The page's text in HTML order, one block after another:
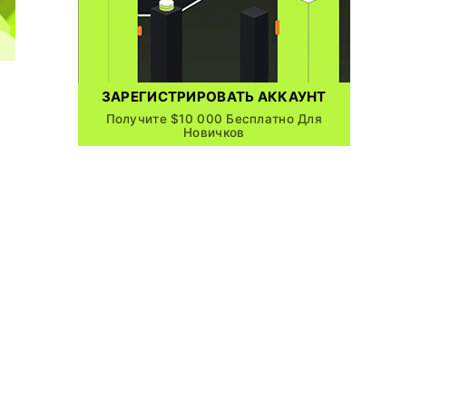
ЗАРЕГИСТРИРОВАТЬ АККАУНТ
Получите $10 000 Бесплатно Для
Новичков